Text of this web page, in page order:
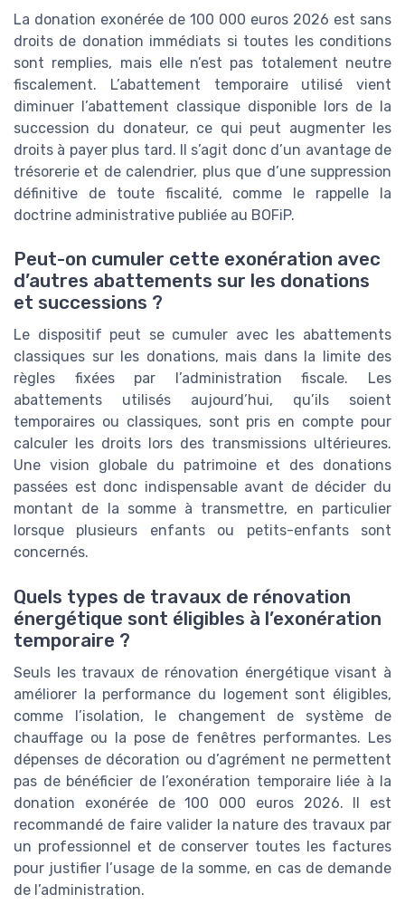
La donation exonérée de 100 000 euros 2026 est sans
droits de donation immédiats si toutes les conditions
sont remplies, mais elle n’est pas totalement neutre
fiscalement. L’abattement temporaire utilisé vient
diminuer l’abattement classique disponible lors de la
succession du donateur, ce qui peut augmenter les
droits à payer plus tard. Il s’agit donc d’un avantage de
trésorerie et de calendrier, plus que d’une suppression
définitive de toute fiscalité, comme le rappelle la
doctrine administrative publiée au BOFiP.
Peut-on cumuler cette exonération avec
d’autres abattements sur les donations
et successions ?
Le dispositif peut se cumuler avec les abattements
classiques sur les donations, mais dans la limite des
règles fixées par l’administration fiscale. Les
abattements utilisés aujourd’hui, qu’ils soient
temporaires ou classiques, sont pris en compte pour
calculer les droits lors des transmissions ultérieures.
Une vision globale du patrimoine et des donations
passées est donc indispensable avant de décider du
montant de la somme à transmettre, en particulier
lorsque plusieurs enfants ou petits-enfants sont
concernés.
Quels types de travaux de rénovation
énergétique sont éligibles à l’exonération
temporaire ?
Seuls les travaux de rénovation énergétique visant à
améliorer la performance du logement sont éligibles,
comme l’isolation, le changement de système de
chauffage ou la pose de fenêtres performantes. Les
dépenses de décoration ou d’agrément ne permettent
pas de bénéficier de l’exonération temporaire liée à la
donation exonérée de 100 000 euros 2026. Il est
recommandé de faire valider la nature des travaux par
un professionnel et de conserver toutes les factures
pour justifier l’usage de la somme, en cas de demande
de l’administration.